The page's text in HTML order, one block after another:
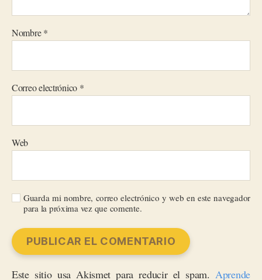
Nombre*
Correo electrónico *
Web
Guarda mi nombre, correo electrónico y web en este navegador
para la próxima vez que comente.
Este sitio usa Akismet para reducir el spam. Aprende